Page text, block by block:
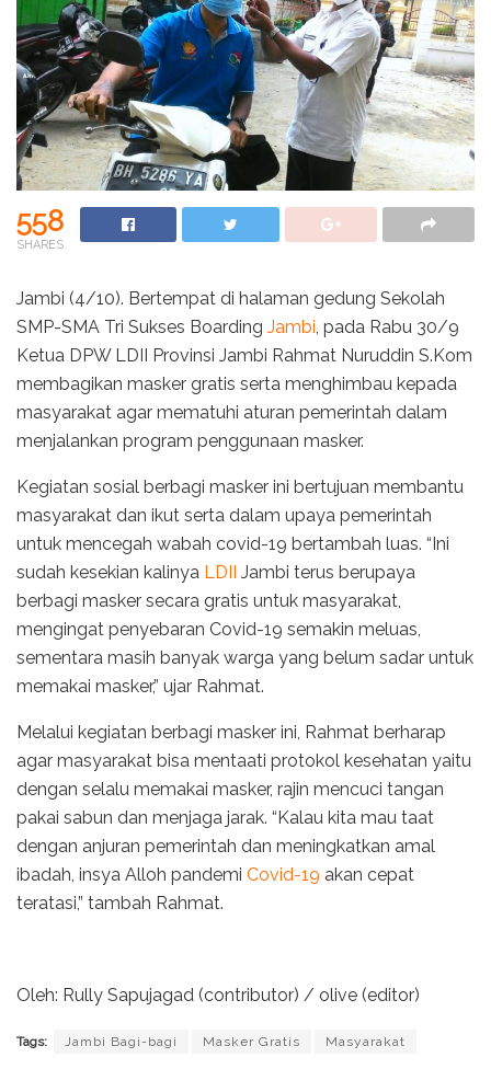
558
SHARES
Jambi (4/10). Bertempat di halaman gedung Sekolah
SMP-SMA Tri Sukses Boarding Jambi, pada Rabu 30/9
Ketua DPW LDII Provinsi Jambi Rahmat Nuruddin S.Kom
membagikan masker gratis serta menghimbau kepada
masyarakat agar mematuhi aturan pemerintah dalam
menjalankan program penggunaan masker.
Kegiatan sosial berbagi masker ini bertujuan membantu
masyarakat dan ikut serta dalam upaya pemerintah
untuk mencegah wabah covid-19 bertambah luas. “Ini
sudah kesekian kalinya LDII
Jambi terus berupaya
berbagi masker secara gratis untuk masyarakat,
mengingat penyebaran Covid-19 semakin meluas,
sementara masih banyak warga yang belum sadar untuk
memakai masker,” ujar Rahmat.
Melalui kegiatan berbagi masker ini, Rahmat berharap
agar masyarakat bisa mentaati protokol kesehatan yaitu
dengan selalu memakai masker, rajin mencuci tangan
pakai sabun dan menjaga jarak. “Kalau kita mau taat
dengan anjuran pemerintah dan meningkatkan amal
ibadah, insya Alloh pandemi Covid-19 akan cepat
teratasi,” tambah Rahmat.
Oleh: Rully Sapujagad (contributor) / olive (editor)
Tags: Jambi Bagi-bagi Masker Gratis Masyarakat